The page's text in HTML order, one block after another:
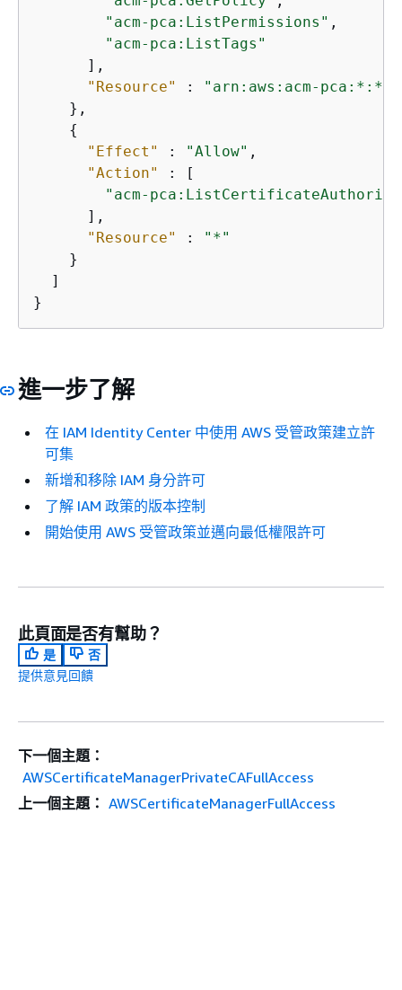
"acm-pca:ListPermissions" ,
"acm-pca:ListTags"
      ],
"Resource"
:
"arn:aws:acm-
    },
{
"Effect"
: "Allow" ,
"Action"
: [
"acm-
      ],
"Resource"
:
"*"
    }
  ]
}
進一步了解
在 IAM Identity Center 中使用 AWS 受管政策建立許
可集
新增和移除 IAM 身分許可
了解 IAM 政策的版本控制
開始使用 AWS 受管政策並邁向最低權限許可
此頁面是否有幫助？
是
否
提供意見回饋
下一個主題：
AWSCertificateManagerPrivateCAFullAccess
上一個主題： AWSCertificateManagerFullAccess